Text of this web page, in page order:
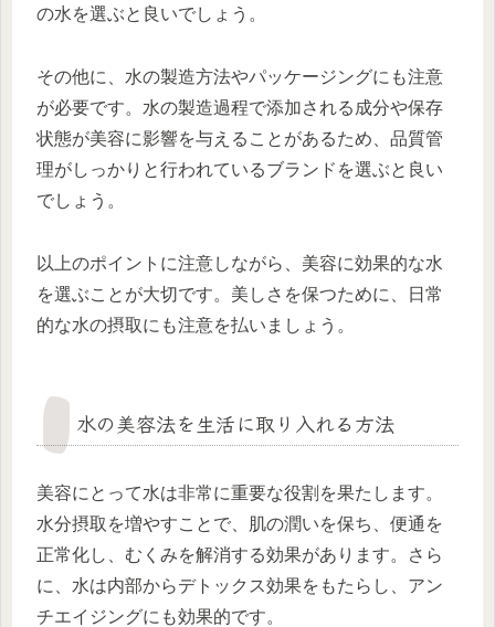
の水を選ぶと良いでしょう。
その他に、水の製造方法やパッケージングにも注意
が必要です。水の製造過程で添加される成分や保存
状態が美容に影響を与えることがあるため、品質管
理がしっかりと行われているブランドを選ぶと良い
でしょう。
以上のポイントに注意しながら、美容に効果的な水
を選ぶことが大切です。美しさを保つために、日常
的な水の摂取にも注意を払いましょう。
水の美容法を生活に取り入れる方法
美容にとって水は非常に重要な役割を果たします。
水分摂取を増やすことで、肌の潤いを保ち、便通を
正常化し、むくみを解消する効果があります。さら
に、水は内部からデトックス効果をもたらし、アン
チエイジングにも効果的です。